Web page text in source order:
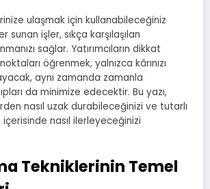
ulaşmak için kullanabileceğiniz
sunan işler, sıkça karşılaşılan
sağlar. Yatırımcıların dikkat
öğrenmek, yalnızca kârınızı
aynı zamanda zamanla
da minimize edecektir. Bu yazı,
nasıl uzak durabileceğinizi ve tutarlı
nasıl ilerleyeceğinizi
Tekniklerinin Temel